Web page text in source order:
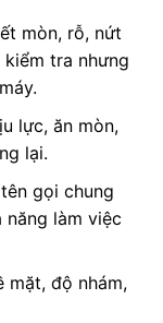
mòn, rỗ, nứt
tra nhưng
lực, ăn mòn,
lại.
gọi chung
năng làm việc
mặt, độ nhám,